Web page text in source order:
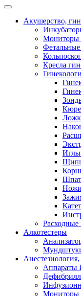
Акушерство,
Мониторы
Кресла
Иглы
Ножи
Расходные
Алкотестеры
Мундштуки
Мониторы